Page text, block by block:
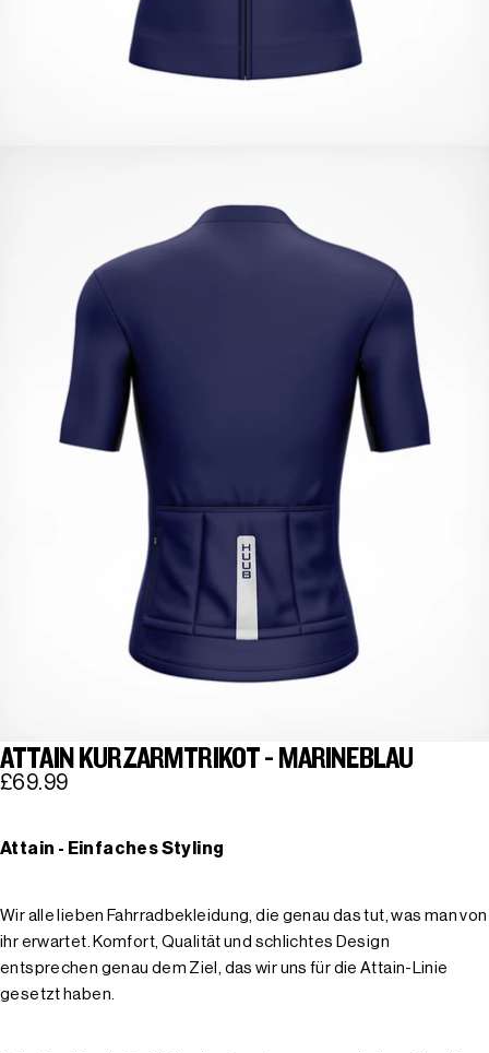
ATTAIN KURZARMTRIKOT - MARINEBLAU
£69.99
Attain - Einfaches Styling
Wir alle lieben Fahrradbekleidung, die genau das tut, was man von
ihr erwartet. Komfort, Qualität und schlichtes Design
entsprechen genau dem Ziel, das wir uns für die Attain-Linie
gesetzt haben.